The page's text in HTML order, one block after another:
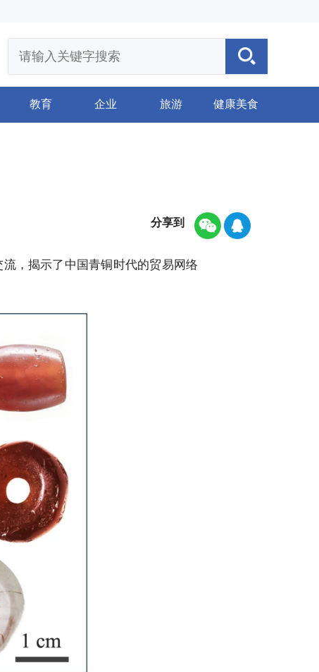
教育 企业 旅游 健康美食
分享到
，揭示了中国青铜时代的贸易网络